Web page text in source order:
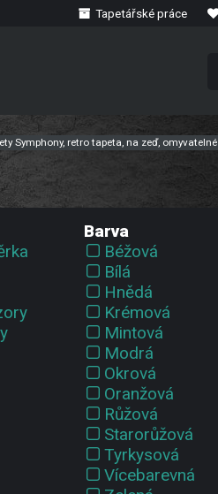
Barva
Béžová
Bílá
Hnědá
Krémová
Mintová
Modrá
Okrová
Oranžová
Růžová
Starorůžová
Tyrkysová
Vícebarevná
Tapetářské práce
Symphony, retro tapeta, na zeď, omyvatelné